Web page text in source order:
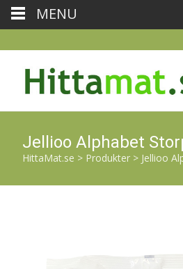
Jellioo Alphabet
HittaMat.se > Produkter > Jellioo
MENU